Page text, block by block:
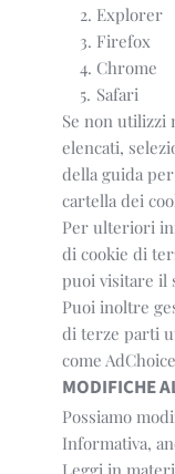
Explorer
Firefox
Chrome
Safari
Se non utilizzi
elencati,
della guida
cartella dei
Per ulteriori
di cookie di
puoi visitare il
Puoi inoltre
di terze parti
come
MODIFICHE
Possiamo
Informativa,
Leggi in